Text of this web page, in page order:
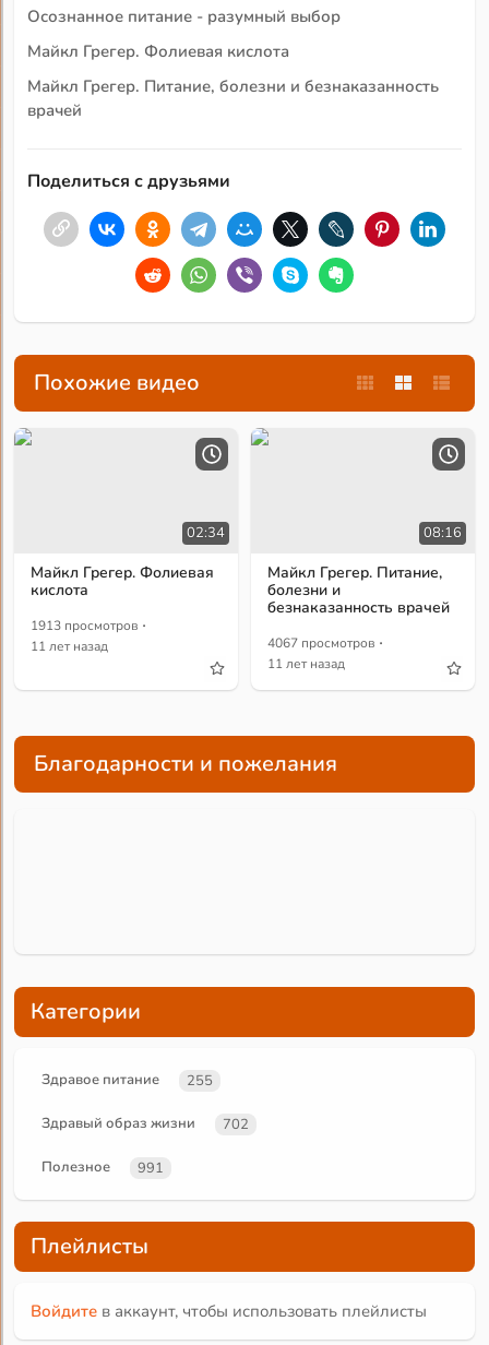
Осознанное питание - разумный выбор
Майкл Грегер. Фолиевая кислота
Майкл Грегер. Питание, болезни и безнаказанность
врачей
Поделиться с друзьями
Похожие видео
02:34
Майкл Грегер. Фолиевая
кислота
1913 просмотров ·
11 лет назад
08:16
Майкл Грегер. Питание,
болезни и
безнаказанность врачей
4067 просмотров ·
11 лет назад
Благодарности и пожелания
Категории
Здравое питание 255
Здравый образ жизни 702
Полезное 991
Плейлисты
Войдите в аккаунт, чтобы использовать плейлисты